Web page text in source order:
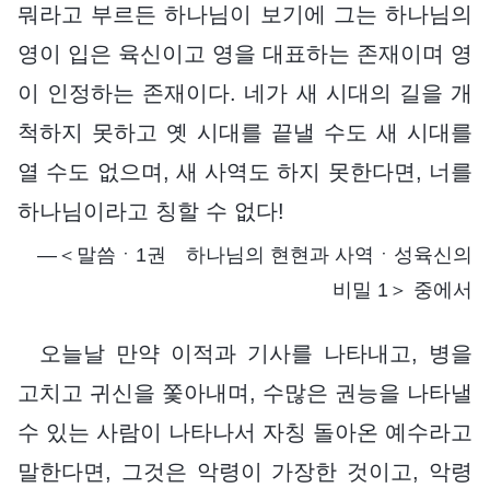
뭐라고 부르든 하나님이 보기에 그는 하나님의
영이 입은 육신이고 영을 대표하는 존재이며 영
이 인정하는 존재이다. 네가 새 시대의 길을 개
척하지 못하고 옛 시대를 끝낼 수도 새 시대를
열 수도 없으며, 새 사역도 하지 못한다면, 너를
하나님이라고 칭할 수 없다!
―＜말씀ㆍ1권 하나님의 현현과 사역ㆍ성육신의
비밀 1＞ 중에서
오늘날 만약 이적과 기사를 나타내고, 병을
고치고 귀신을 쫓아내며, 수많은 권능을 나타낼
수 있는 사람이 나타나서 자칭 돌아온 예수라고
말한다면, 그것은 악령이 가장한 것이고, 악령